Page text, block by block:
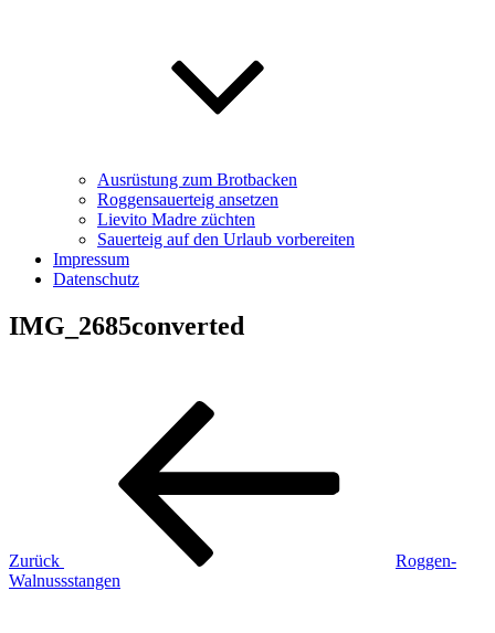
Ausrüstung zum Brotbacken
Roggensauerteig ansetzen
Lievito Madre züchten
Sauerteig auf den Urlaub vorbereiten
Impressum
Datenschutz
IMG_2685converted
Beitragsnavigation
Zurück
Roggen-
Walnussstangen